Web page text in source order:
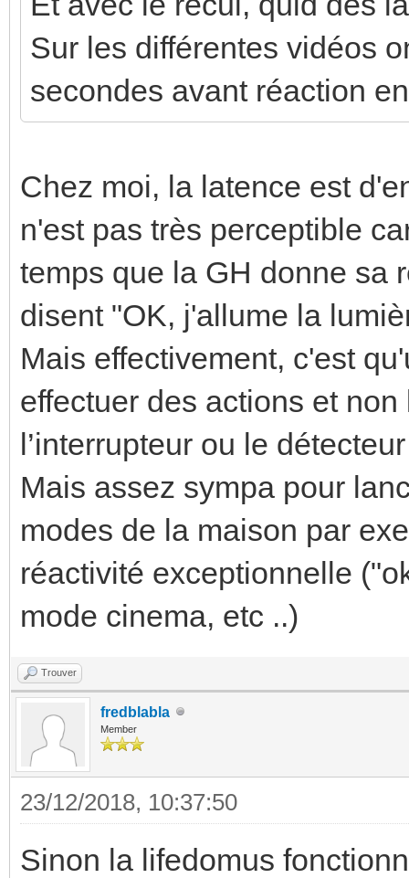
Sur les différentes vidéos
secondes avant réaction
Chez moi, la latence est
n'est pas très perceptible
temps que la GH donne sa
disent "OK, j'allume la
Mais effectivement, c'est
effectuer des actions et
l’interrupteur ou le
Mais assez sympa pour
modes de la maison par
réactivité exceptionnelle
mode cinema, etc ..)
Trouver
fredblabla
Member
23/12/2018, 10:37:50
Sinon la lifedomus